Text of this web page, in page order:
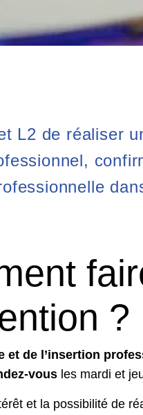
L2 de réaliser
?
et de l’insertion
vous les mardi et
et la possibilité de